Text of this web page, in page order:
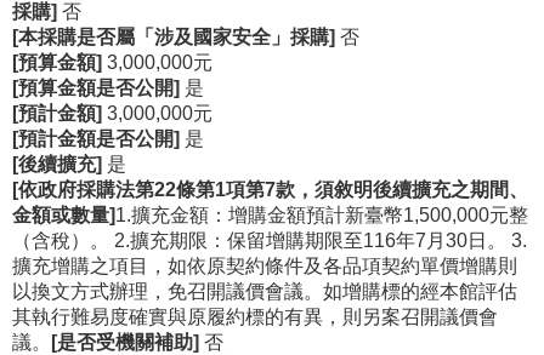
別
平
等
專
區
友
善
措
施
服
務
採購] 否
[本採購是否屬「涉及國家安全」採購] 否
[預算金額] 3,000,000元
[預算金額是否公開] 是
[預計金額] 3,000,000元
[預計金額是否公開] 是
[後續擴充] 是
[依政府採購法第22條第1項第7款，須敘明後續擴充之期間、
金額或數量]1.擴充金額：增購金額預計新臺幣1,500,000元整
（含稅）。 2.擴充期限：保留增購期限至116年7月30日。 3.
擴充增購之項目，如依原契約條件及各品項契約單價增購則
以換文方式辦理，免召開議價會議。如增購標的經本館評估
其執行難易度確實與原履約標的有異，則另案召開議價會
議。
[是否受機關補助] 否